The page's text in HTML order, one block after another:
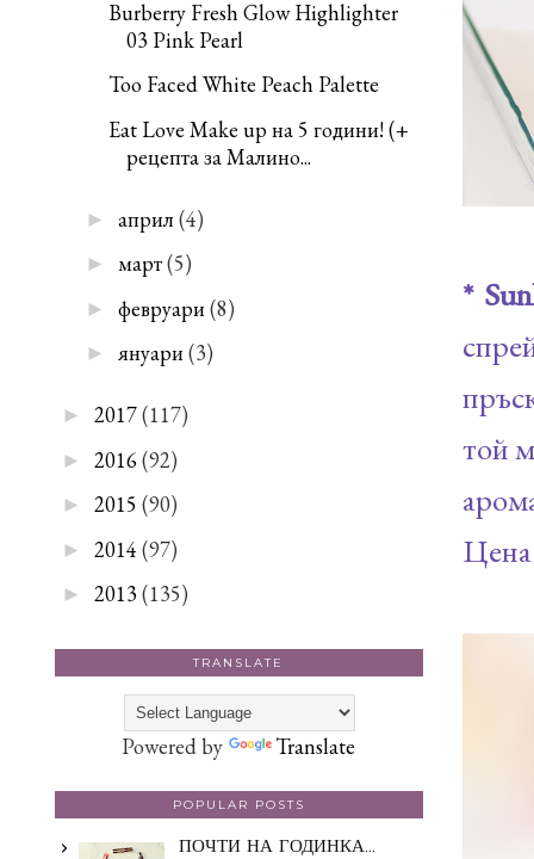
*
той
Burberry Fresh Glow Highlighter
03 Pink Pearl
Too Faced White Peach Palette
Eat Love Make up на 5 години! (+
рецепта за Малино...
► април(4)
► март(5)
► февруари (8)
► януари(3)
► 2017(117)
► 2016(92)
► 2015 (90)
► 2014 (97)
► 2013(135)
TRANSLATE
Powered by Translate
POPULAR POSTS
ПОЧТИ НА ГОДИНКА...